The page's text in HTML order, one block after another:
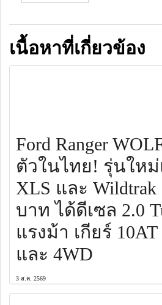
เนื้อหาที่เกี่ยวข้อง
Ford Ranger
ตัวในไทย! รุ่นให
XLS และ Wildtrak
บาท ได้ดีเซล 2.0
แรงม้า เกียร์
และ 4WD
3 ส.ค. 2569